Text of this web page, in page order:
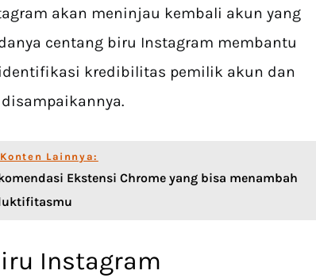
akan meninjau kembali akun yang
centang biru Instagram membantu
kredibilitas pemilik akun dan
Lainnya:
Ekstensi Chrome yang bisa menambah
Instagram